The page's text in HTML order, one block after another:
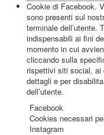
Cookie di Facebook.
sono presenti sul
terminale dell’utente.
indispensabili ai fini
momento in cui
cliccando sulla
rispettivi siti social, ai
dettagli e per
dell’utente.
Facebook
Cookies necessari
Instagram